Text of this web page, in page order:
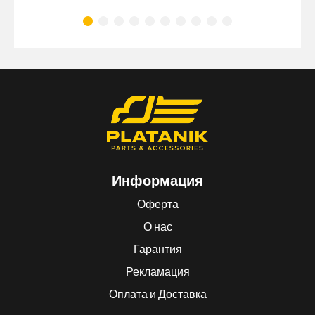
Информация
Оферта
О нас
Гарантия
Рекламация
Оплата и Доставка